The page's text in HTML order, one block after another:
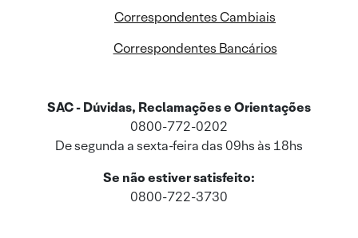
Correspondentes Cambiais
Correspondentes Bancários
SAC - Dúvidas, Reclamações e Orientações
0800-772-0202
De segunda a sexta-feira das 09hs às 18hs
Se não estiver satisfeito:
0800-722-3730